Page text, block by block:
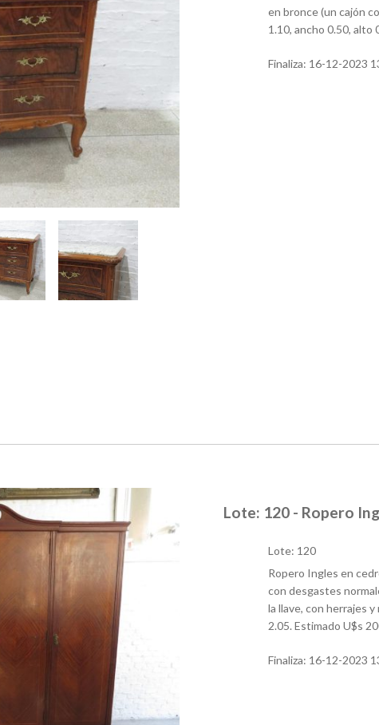
en bronce (un cajón
1.10, ancho 0.50, alto
Finaliza: 16-12-2023
Lote: 120 - Ropero
Lote: 120
Ropero Ingles en
con desgastes
la llave, con herrajes
2.05. Estimado U$s
Finaliza: 16-12-2023